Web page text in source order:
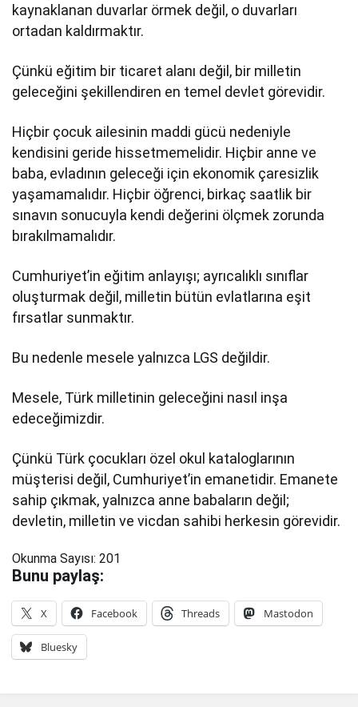
kaynaklanan duvarlar örmek değil, o duvarları
ortadan kaldırmaktır.
Çünkü eğitim bir ticaret alanı değil, bir milletin
geleceğini şekillendiren en temel devlet görevidir.
Hiçbir çocuk ailesinin maddi gücü nedeniyle
kendisini geride hissetmemelidir. Hiçbir anne ve
baba, evladının geleceği için ekonomik çaresizlik
yaşamamalıdır. Hiçbir öğrenci, birkaç saatlik bir
sınavın sonucuyla kendi değerini ölçmek zorunda
bırakılmamalıdır.
Cumhuriyet’in eğitim anlayışı; ayrıcalıklı sınıflar
oluşturmak değil, milletin bütün evlatlarına eşit
fırsatlar sunmaktır.
Bu nedenle mesele yalnızca LGS değildir.
Mesele, Türk milletinin geleceğini nasıl inşa
edeceğimizdir.
Çünkü Türk çocukları özel okul kataloglarının
müşterisi değil, Cumhuriyet’in emanetidir. Emanete
sahip çıkmak, yalnızca anne babaların değil;
devletin, milletin ve vicdan sahibi herkesin görevidir.
Okunma Sayısı: 201
Bunu paylaş:
X Facebook Threads Mastodon
Bluesky